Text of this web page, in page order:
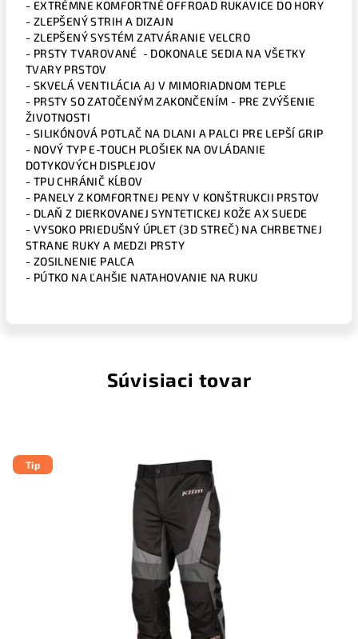
- EXTRÉMNE KOMFORTNÉ OFFROAD RUKAVICE DO HORY
- ZLEPŠENÝ STRIH A DIZAJN
- ZLEPŠENÝ SYSTÉM ZATVÁRANIE VELCRO
- PRSTY TVAROVANÉ - DOKONALE SEDIA NA VŠETKY
TVARY PRSTOV
- SKVELÁ VENTILÁCIA AJ V MIMORIADNOM TEPLE
- PRSTY SO ZATOČENÝM ZAKONČENÍM - PRE ZVÝŠENIE
ŽIVOTNOSTI
- SILIKÓNOVÁ POTLAČ NA DLANI A PALCI PRE LEPŠÍ GRIP
- NOVÝ TYP E-TOUCH PLOŠIEK NA OVLÁDANIE
DOTYKOVÝCH DISPLEJOV
- TPU CHRÁNIČ KĹBOV
- PANELY Z KOMFORTNEJ PENY V KONŠTRUKCII PRSTOV
- DLAŇ Z DIERKOVANEJ SYNTETICKEJ KOŽE AX SUEDE
- VYSOKO PRIEDUŠNÝ ÚPLET (3D STREČ) NA CHRBETNEJ
STRANE RUKY A MEDZI PRSTY
- ZOSILNENIE PALCA
- PÚTKO NA ĽAHŠIE NATAHOVANIE NA RUKU
Súvisiaci tovar
Tip